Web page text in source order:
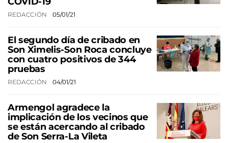
REDACCIÓN 05/01/21
El segundo día de cribado en
Son Ximelis-Son Roca concluye
con cuatro positivos de 344
pruebas
REDACCIÓN 04/01/21
Armengol agradece la
implicación de los vecinos que
se están acercando al cribado
de Son Serra-La Vileta